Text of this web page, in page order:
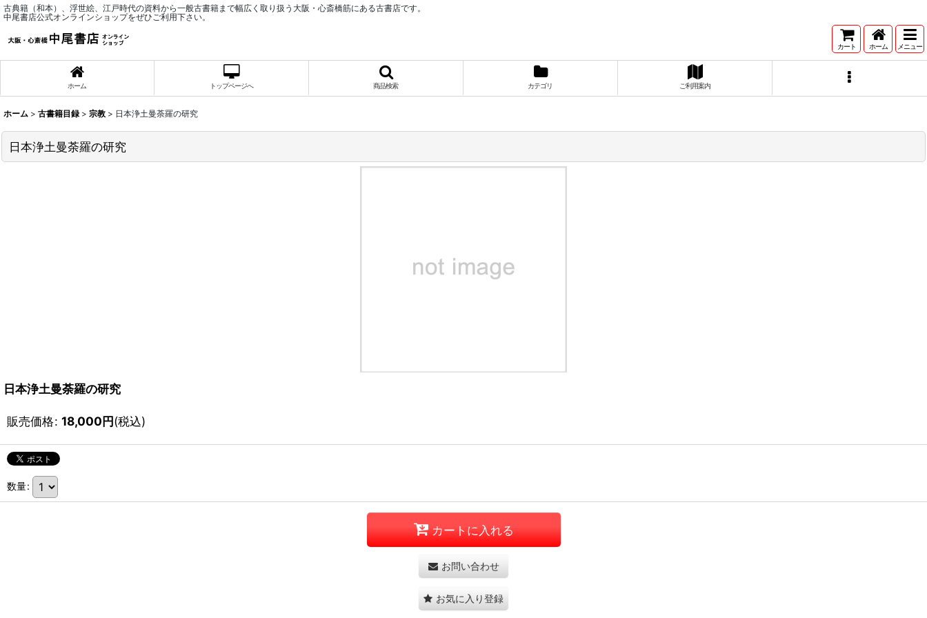
古典籍（和本）、浮世絵、江戸時代の資料から一般古書籍まで幅広く取り扱う大阪・心斎橋筋にある古書店です。
中尾書店公式オンラインショップをぜひご利用下さい。
カート ホーム メニュー
ホーム トップページへ 商品検索 カテゴリ ご利用案内
ホーム > 古書籍目録 > 宗教 > 日本浄土曼荼羅の研究
日本浄土曼荼羅の研究
日本浄土曼荼羅の研究
販売価格: 18,000円(税込)
数量:
カートに入れる
お問い合わせ
お気に入り登録